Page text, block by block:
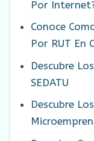
Por
Conoce
Por RUT En
Descubre
SEDATU
Descubre